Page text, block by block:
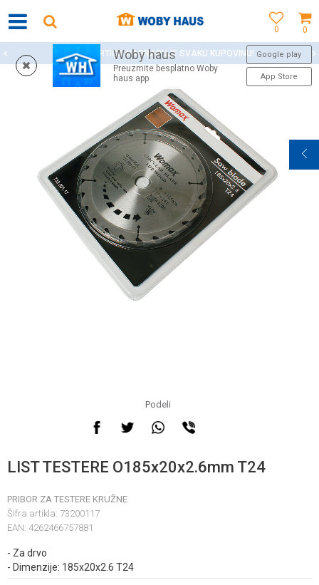
0
0
Woby haus
Preuzmite besplatno Woby
haus app
Google play
App Store
WOBY KARTICA NAGRAĐUJE SVAKU KUPOVINU!
Podeli
LIST TESTERE O185x20x2.6mm T24
PRIBOR ZA TESTERE KRUŽNE
Šifra artikla: 73200117
EAN: 4262466757881
- Za drvo
- Dimenzije: 185x20x2.6 T24